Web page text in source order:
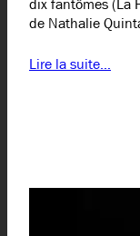
dix fantômes (La
de Nathalie
Lire la suite…